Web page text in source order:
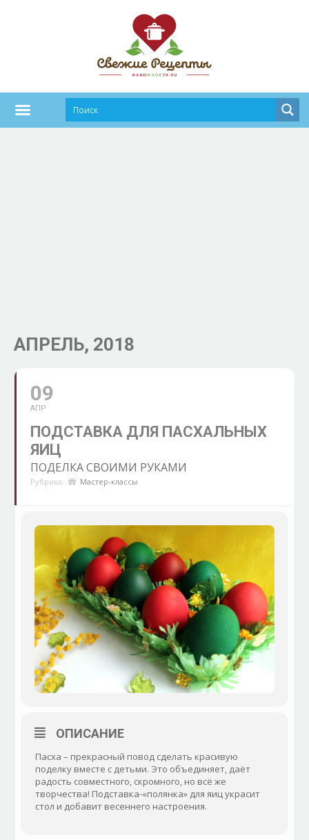
АПРЕЛЬ, 2018
09
АПР
ПОДСТАВКА ДЛЯ ПАСХАЛЬНЫХ
ЯИЦ
ПОДЕЛКА СВОИМИ РУКАМИ
Рубрика: Мастер-классы
ОПИСАНИЕ
Пасха – прекрасный повод сделать красивую
поделку вместе с детьми. Это объединяет, даёт
радость совместного, скромного, но всё же
творчества! Подставка-«полянка» для яиц украсит
стол и добавит весеннего настроения.